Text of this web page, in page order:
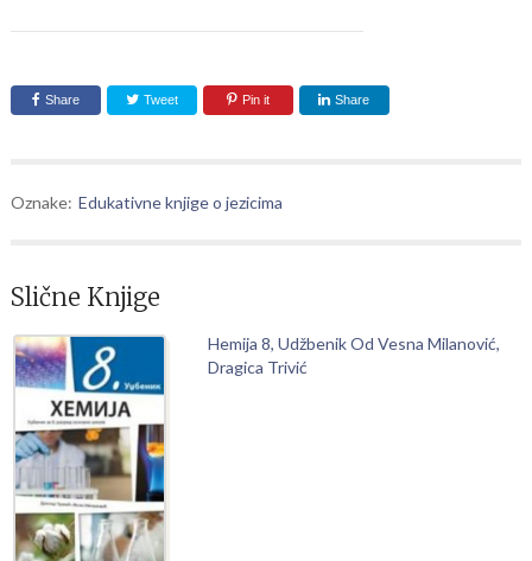
Share Tweet Pin it Share
Oznake: Edukativne knjige o jezicima
Slične Knjige
Hemija 8, Udžbenik Od Vesna Milanović,
Dragica Trivić